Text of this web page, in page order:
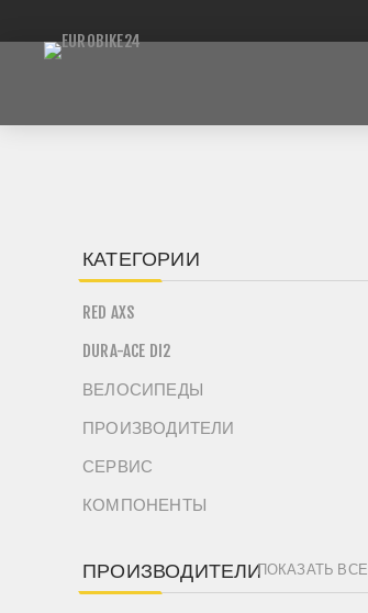
КАТЕГОРИИ
RED AXS
DURA-ACE DI2
ВЕЛОСИПЕДЫ
ПРОИЗВОДИТЕЛИ
СЕРВИС
КОМПОНЕНТЫ
ПРОИЗВОДИТЕЛИПОКАЗАТЬ ВСЕ